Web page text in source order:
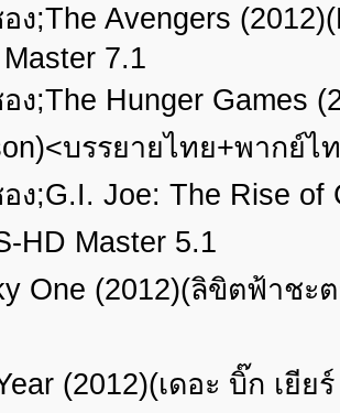
ง;The Avengers
7.1
ง;The Hunger Games
บรรยายไทย+พากย์ไ
ง;G.I. Joe: The Rise
HD Master 5.1
One (2012)(ลิขิตฟ้าชะ
(2012)(เดอะ บิ๊ก เยี